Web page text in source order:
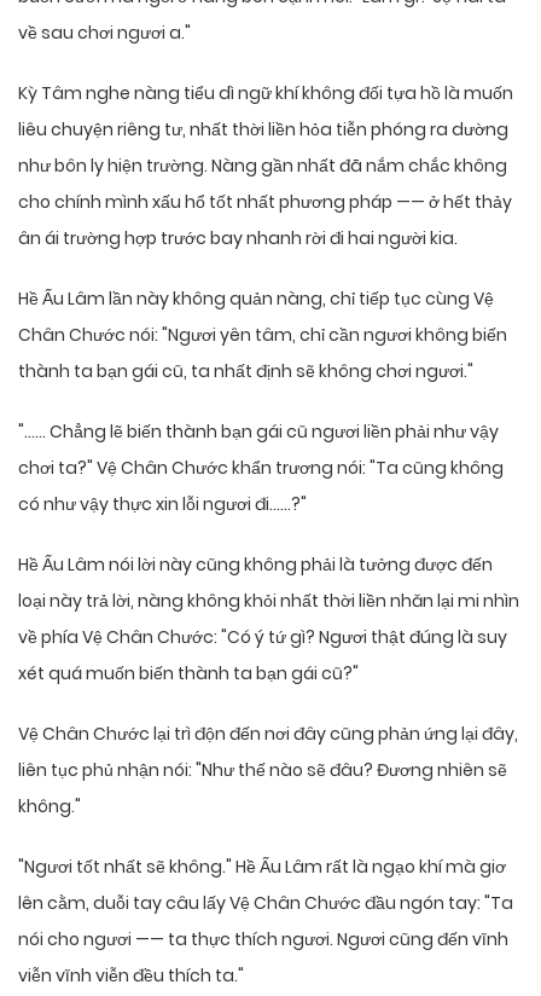
về sau chơi ngươi a."
Kỳ Tâm nghe nàng tiểu dì ngữ khí không đối tựa hồ là muốn
liêu chuyện riêng tư, nhất thời liền hỏa tiễn phóng ra dường
như bôn ly hiện trường. Nàng gần nhất đã nắm chắc không
cho chính mình xấu hổ tốt nhất phương pháp —— ở hết thảy
ân ái trường hợp trước bay nhanh rời đi hai người kia.
Hề Ấu Lâm lần này không quản nàng, chỉ tiếp tục cùng Vệ
Chân Chước nói: "Ngươi yên tâm, chỉ cần ngươi không biến
thành ta bạn gái cũ, ta nhất định sẽ không chơi ngươi."
"…… Chẳng lẽ biến thành bạn gái cũ ngươi liền phải như vậy
chơi ta?" Vệ Chân Chước khẩn trương nói: "Ta cũng không
có như vậy thực xin lỗi ngươi đi……?"
Hề Ấu Lâm nói lời này cũng không phải là tưởng được đến
loại này trả lời, nàng không khỏi nhất thời liền nhăn lại mi nhìn
về phía Vệ Chân Chước: "Có ý tứ gì? Ngươi thật đúng là suy
xét quá muốn biến thành ta bạn gái cũ?"
Vệ Chân Chước lại trì độn đến nơi đây cũng phản ứng lại đây,
liên tục phủ nhận nói: "Như thế nào sẽ đâu? Đương nhiên sẽ
không."
"Ngươi tốt nhất sẽ không." Hề Ấu Lâm rất là ngạo khí mà giơ
lên cằm, duỗi tay câu lấy Vệ Chân Chước đầu ngón tay: "Ta
nói cho ngươi —— ta thực thích ngươi. Ngươi cũng đến vĩnh
viễn vĩnh viễn đều thích ta."